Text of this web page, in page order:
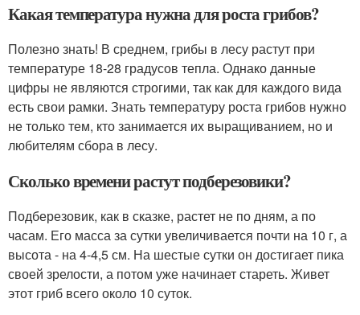
Какая температура нужна для роста грибов?
Полезно знать! В среднем, грибы в лесу растут при
температуре 18-28 градусов тепла. Однако данные
цифры не являются строгими, так как для каждого вида
есть свои рамки. Знать температуру роста грибов нужно
не только тем, кто занимается их выращиванием, но и
любителям сбора в лесу.
Сколько времени растут подберезовики?
Подберезовик, как в сказке, растет не по дням, а по
часам. Его масса за сутки увеличивается почти на 10 г, а
высота - на 4-4,5 см. На шестые сутки он достигает пика
своей зрелости, а потом уже начинает стареть. Живет
этот гриб всего около 10 суток.